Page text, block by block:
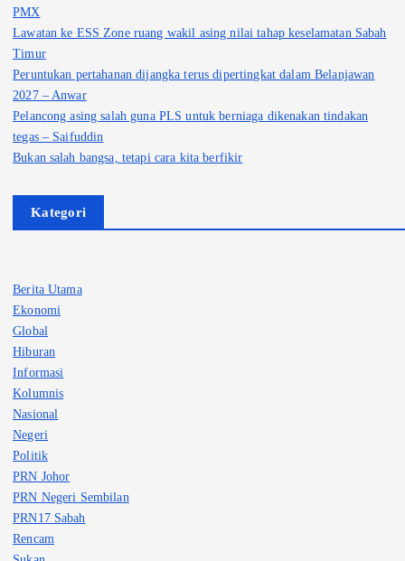
PMX
Lawatan ke ESS Zone ruang wakil asing nilai tahap keselamatan Sabah
Timur
Peruntukan pertahanan dijangka terus dipertingkat dalam Belanjawan
2027 – Anwar
Pelancong asing salah guna PLS untuk berniaga dikenakan tindakan
tegas – Saifuddin
Bukan salah bangsa, tetapi cara kita berfikir
Kategori
Berita Utama
Ekonomi
Global
Hiburan
Informasi
Kolumnis
Nasional
Negeri
Politik
PRN Johor
PRN Negeri Sembilan
PRN17 Sabah
Rencam